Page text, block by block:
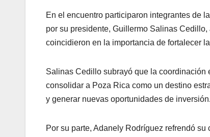
En el encuentro participaron integrantes de
por su presidente, Guillermo Salinas
coincidieron en la importancia de fortalecer
Salinas Cedillo subrayó que la coordinación
consolidar a Poza Rica como un destino
y generar nuevas oportunidades de inversión.
Por su parte, Adanely Rodríguez refrendó